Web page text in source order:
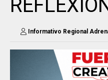
Informativo Regional